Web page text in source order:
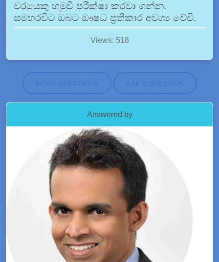
වරයෙකු හමුවී පරීක්ෂා කරවා ගන්න.
සමහරවිට ඔබට ඖෂධ ප්‍රතිකාර අවශ්‍ය වේවි.
Views: 518
MORE QUESTIONS ASK A QUESTION
Answered by